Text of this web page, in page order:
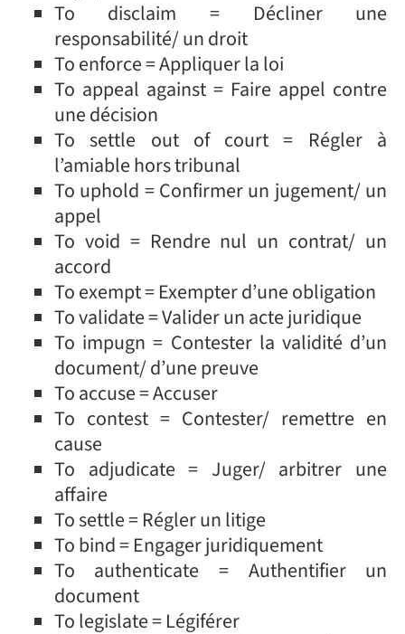
To disclaim = Décliner une
responsabilité/ un droit
To enforce = Appliquer la loi
To appeal against = Faire appel contre
une décision
To settle out of court = Régler à
l’amiable hors tribunal
To uphold = Confirmer un jugement/ un
appel
To void = Rendre nul un contrat/ un
accord
To exempt = Exempter d’une obligation
To validate = Valider un acte juridique
To impugn = Contester la validité d’un
document/ d’une preuve
To accuse = Accuser
To contest = Contester/ remettre en
cause
To adjudicate = Juger/ arbitrer une
affaire
To settle = Régler un litige
To bind = Engager juridiquement
To authenticate = Authentifier un
document
To legislate = Légiférer